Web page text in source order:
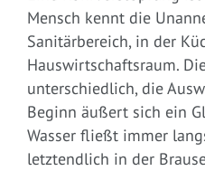
Mensch kennt die
Sanitärbereich, in der
Hauswirtschaftsraum.
unterschiedlich, die
Beginn äußert sich ein
Wasser fließt immer
letztendlich in der